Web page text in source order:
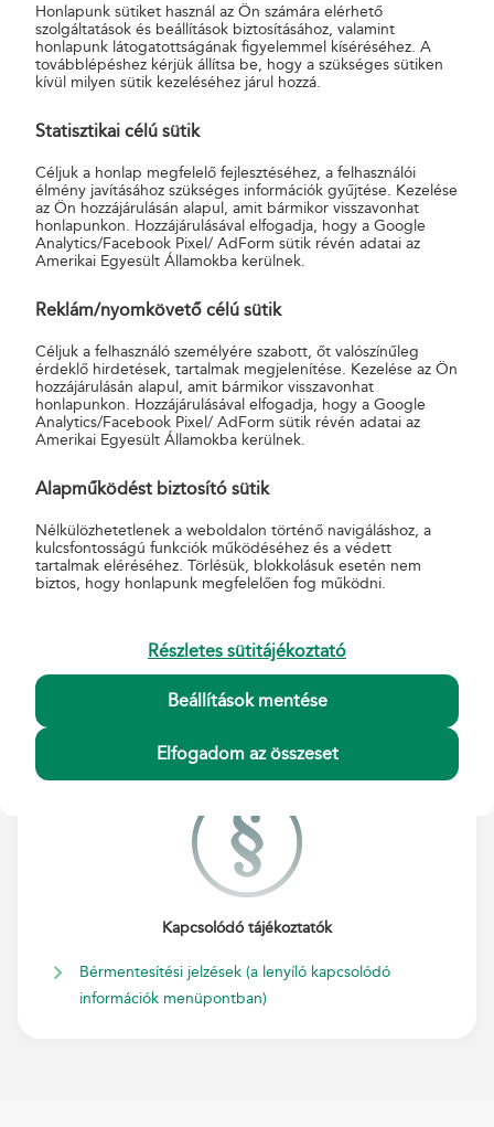
229 mm x 24 mm), úgy a küldemény csak csomagküldeményként
adható fel.
Hatályos feladási feltételek:Postai szolgáltatások Általános
menüpont alatt érhető el a következő oldalon: „Postai
szolgáltatásokhoz kapcsolódó egyéb díjak”.
A légpárnás Postakész boríték milyen
viszonylatban használható fel?
Tértivevény
Nemzetközi postakész boríték
Kapcsolódó tájékoztatók
Bérmentesítési jelzések (a lenyíló kapcsolódó
információk menüpontban)
Honlapunk sütiket használ az Ön számára elérhető
szolgáltatások és beállítások biztosításához, valamint
honlapunk látogatottságának figyelemmel kíséréséhez. A
továbblépéshez kérjük állítsa be, hogy a szükséges sütiken
kívül milyen sütik kezeléséhez járul hozzá.
Statisztikai célú sütik
Céljuk a honlap megfelelő fejlesztéséhez, a felhasználói
élmény javításához szükséges információk gyűjtése. Kezelése
az Ön hozzájárulásán alapul, amit bármikor visszavonhat
honlapunkon. Hozzájárulásával elfogadja, hogy a Google
Analytics/Facebook Pixel/ AdForm sütik révén adatai az
Amerikai Egyesült Államokba kerülnek.
Reklám/nyomkövető célú sütik
Céljuk a felhasználó személyére szabott, őt valószínűleg
érdeklő hirdetések, tartalmak megjelenítése. Kezelése az Ön
hozzájárulásán alapul, amit bármikor visszavonhat
honlapunkon. Hozzájárulásával elfogadja, hogy a Google
Analytics/Facebook Pixel/ AdForm sütik révén adatai az
Amerikai Egyesült Államokba kerülnek.
Alapműködést biztosító sütik
Nélkülözhetetlenek a weboldalon történő navigáláshoz, a
kulcsfontosságú funkciók működéséhez és a védett
tartalmak eléréséhez. Törlésük, blokkolásuk esetén nem
biztos, hogy honlapunk megfelelően fog működni.
Részletes sütitájékoztató
Beállítások mentése
Elfogadom az összeset